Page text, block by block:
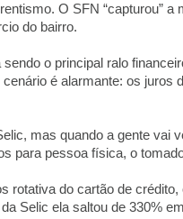
O SFN “capturou”
do bairro.
o principal ralo
é alarmante: os juros
mas quando a gente vai
para pessoa física, o
rotativa do cartão de
Selic ela saltou de 330%